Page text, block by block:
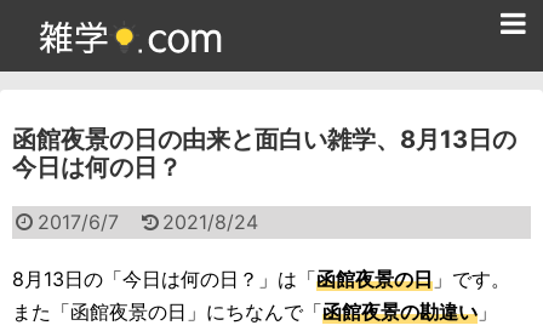
函館夜景の日の由来と面白い雑学、8月13日の
今日は何の日？
2017/6/7 2021/8/24
8月13日の「今日は何の日？」は「函館夜景の日 」です。
また「函館夜景の日」にちなんで「函館夜景の勘違い 」
雑学クイズ問題集
面白い雑学
ためになる雑学